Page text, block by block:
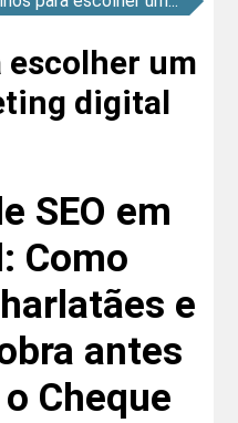
escolher um
digital
SEO em
Como
e
antes
Cheque